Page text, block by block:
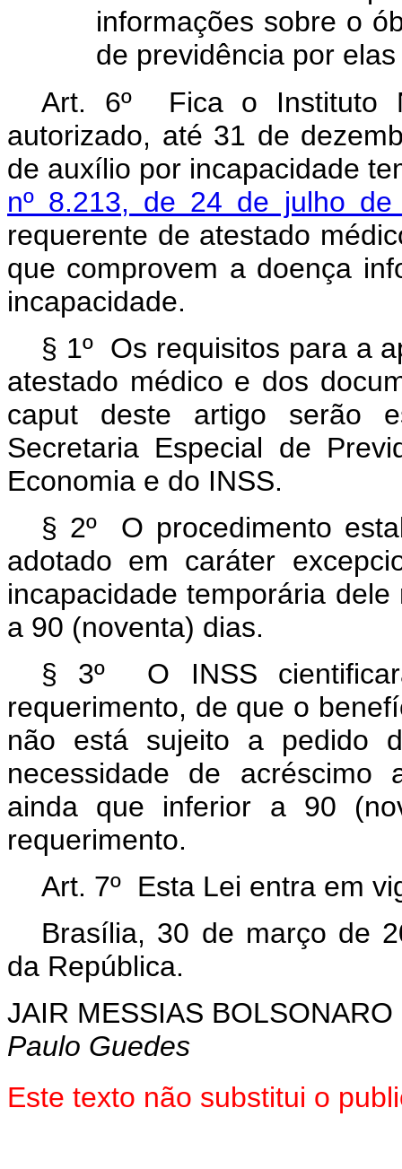
informações sobre o
de previdência por
Art. 6º Fica o Instituto
autorizado, até 31 de
de auxílio por incapacidade
nº 8.213, de 24 de julho de
requerente de atestado
que comprovem a doença
incapacidade.
§ 1º Os requisitos para a
atestado médico e dos
caput deste artigo serão
Secretaria Especial de
Economia e do INSS.
§ 2º O procedimento
adotado em caráter
incapacidade temporária
a 90 (noventa) dias.
§ 3º O INSS
requerimento, de que o
não está sujeito a pedido
necessidade de acréscimo
ainda que inferior a 90
requerimento.
Art. 7º Esta Lei entra em
Brasília, 30 de março de
da República.
JAIR MESSIAS BOLSONARO
Paulo Guedes
Este texto não substitui o